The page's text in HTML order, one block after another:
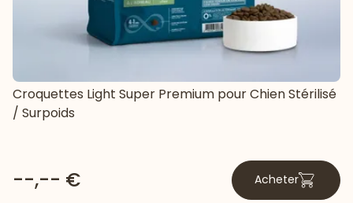
Croquettes Light Super Premium pour Chien Stérilisé
/ Surpoids
--,-- € Acheter